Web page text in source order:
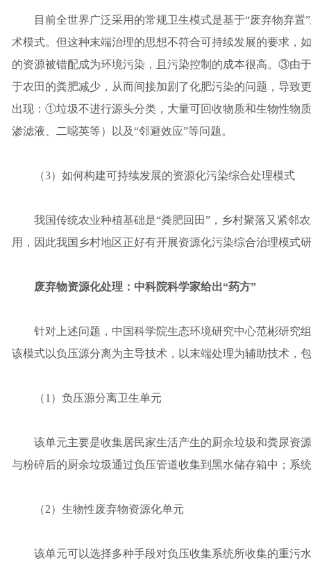
目前全世界广泛采用的常规卫生模式是基于“废弃物弃置
术模式。但这种末端治理的思想不符合可持续发展的要求
的资源被错配成为环境污染，且污染控制的成本很高。③由
于农田的粪肥减少，从而间接加剧了化肥污染的问题，导致
出现：①垃圾不进行源头分类，大量可回收物质和生物性物
渗滤液、二噁英等）以及“邻避效应”等问题。
（3）如何构建可持续发展的资源化污染综合处理模式
我国传统农业种植基础是“粪肥回田”，乡村聚落又紧邻
用，因此我国乡村地区正好有开展资源化污染综合治理模式
废弃物资源化处理：中科院科学家给出“药方”
针对上述问题，中国科学院生态环境研究中心范彬研究
该模式以负压源分离为主导技术，以末端处理为辅助技术，
（1）负压源分离卫生单元
该单元主要是收集居民家生活产生的厨余垃圾和粪尿资
与粉碎后的厨余垃圾通过负压管道收集到黑水储存箱中；系
（2）生物性废弃物资源化单元
该单元可以选择多种手段对负压收集系统所收集的重污